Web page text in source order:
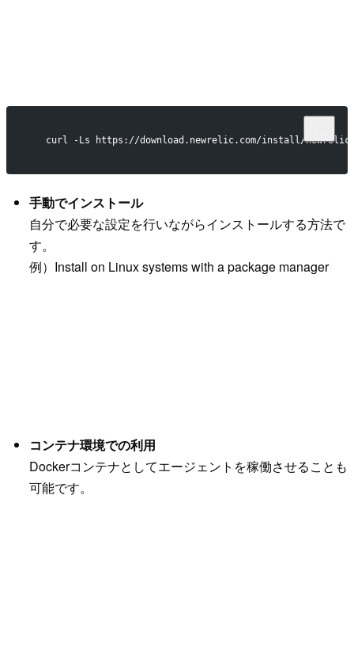
curl -Ls https://download.newrelic.com/install/
手動でインストール
自分で必要な設定を行いながらインストールする方法で
す。
例）Install on Linux systems with a package manager
コンテナ環境での利用
Dockerコンテナとしてエージェントを稼働させることも
可能です。